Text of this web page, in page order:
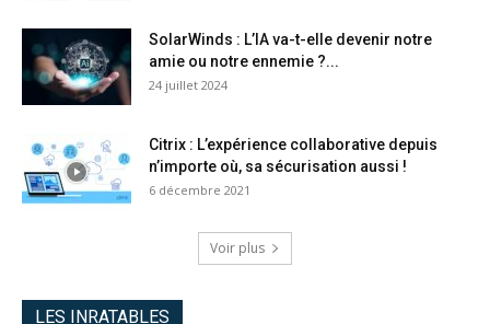
SolarWinds : L’IA va-t-elle devenir notre
amie ou notre ennemie ?...
24 juillet 2024
Citrix : L’expérience collaborative depuis
n’importe où, sa sécurisation aussi !
6 décembre 2021
Voir plus
LES INRATABLES